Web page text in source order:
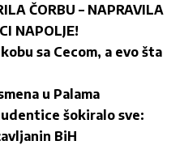
ČORBU – NAPRAVILA
NAPOLJE!
sa Cecom, a evo šta
u Palama
šokiralo sve:
BiH